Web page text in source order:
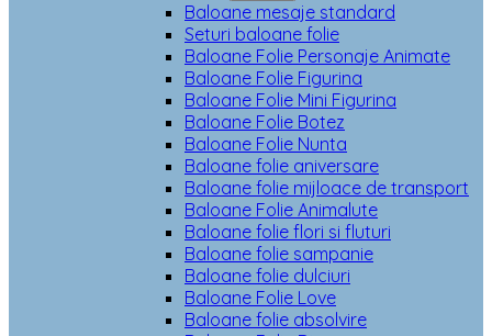
Baloane mesaje standard
Seturi baloane folie
Baloane Folie Personaje Animate
Baloane Folie Figurina
Baloane Folie Mini Figurina
Baloane Folie Botez
Baloane Folie Nunta
Baloane folie aniversare
Baloane folie mijloace de transport
Baloane Folie Animalute
Baloane folie flori si fluturi
Baloane folie sampanie
Baloane folie dulciuri
Baloane Folie Love
Baloane folie absolvire